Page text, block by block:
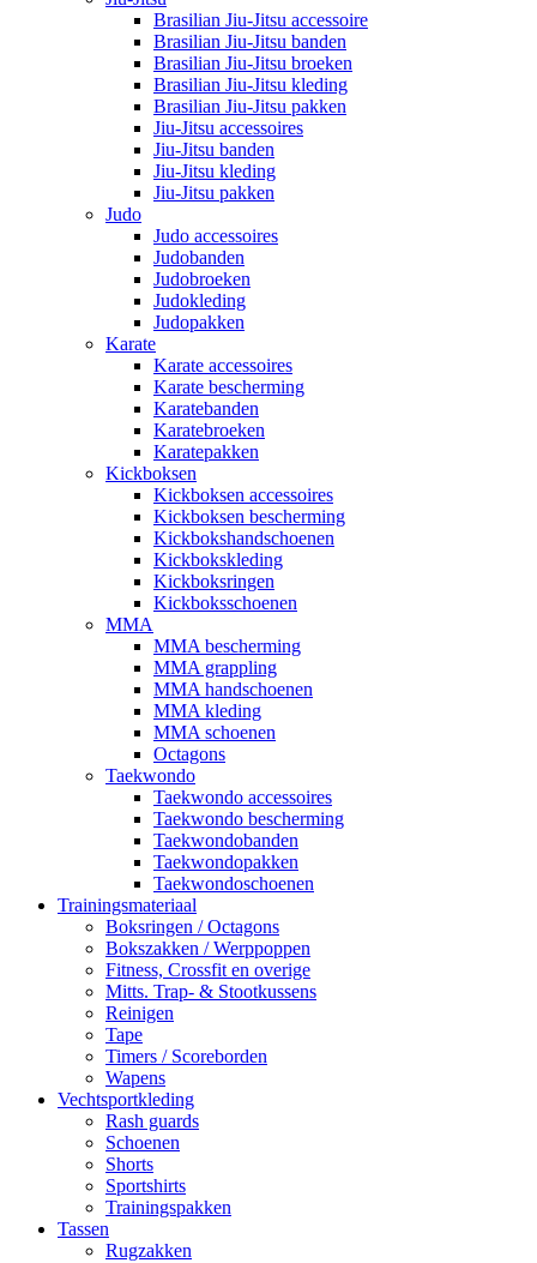
Brasilian Jiu-Jitsu accessoire
Brasilian Jiu-Jitsu banden
Brasilian Jiu-Jitsu broeken
Brasilian Jiu-Jitsu kleding
Brasilian Jiu-Jitsu pakken
Jiu-Jitsu accessoires
Jiu-Jitsu banden
Jiu-Jitsu kleding
Jiu-Jitsu pakken
Judo
Judo accessoires
Judobanden
Judobroeken
Judokleding
Judopakken
Karate
Karate accessoires
Karate bescherming
Karatebanden
Karatebroeken
Karatepakken
Kickboksen
Kickboksen accessoires
Kickboksen bescherming
Kickbokshandschoenen
Kickbokskleding
Kickboksringen
Kickboksschoenen
MMA
MMA bescherming
MMA grappling
MMA handschoenen
MMA kleding
MMA schoenen
Octagons
Taekwondo
Taekwondo accessoires
Taekwondo bescherming
Taekwondobanden
Taekwondopakken
Taekwondoschoenen
Trainingsmateriaal
Boksringen / Octagons
Bokszakken / Werppoppen
Fitness, Crossfit en overige
Mitts. Trap- & Stootkussens
Reinigen
Tape
Timers / Scoreborden
Wapens
Vechtsportkleding
Rash guards
Schoenen
Shorts
Sportshirts
Trainingspakken
Tassen
Rugzakken